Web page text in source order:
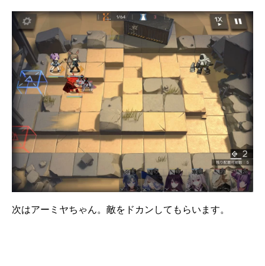
次はアーミヤちゃん。敵をドカンしてもらいます。